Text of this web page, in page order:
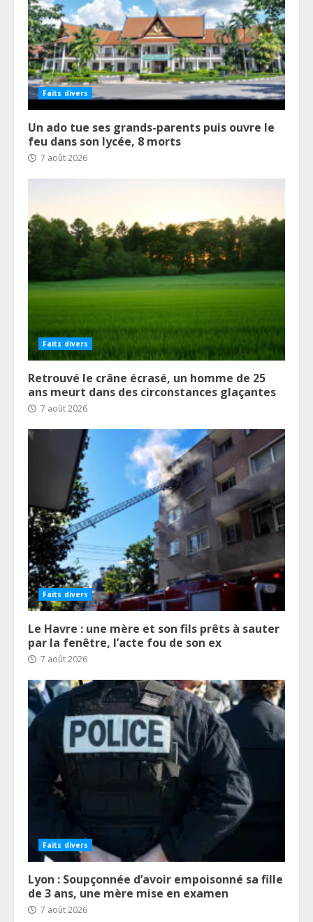
Faits divers
Un ado tue ses grands-parents puis ouvre le
feu dans son lycée, 8 morts
7 août 2026
Faits divers
Retrouvé le crâne écrasé, un homme de 25
ans meurt dans des circonstances glaçantes
7 août 2026
Faits divers
Le Havre : une mère et son fils prêts à sauter
par la fenêtre, l’acte fou de son ex
7 août 2026
Faits divers
Lyon : Soupçonnée d’avoir empoisonné sa fille
de 3 ans, une mère mise en examen
7 août 2026